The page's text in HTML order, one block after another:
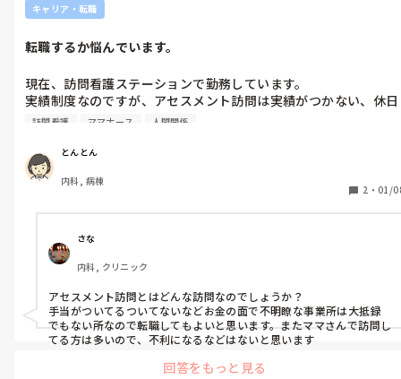
キャリア・転職
転職するか悩んでいます。
現在、訪問看護ステーションで勤務しています。
実績制度なのですが、アセスメント訪問は実績がつかない、休日
手当がつくと説明を受けましたがついているかついていないか不
子どもがいるので転職するか、現在のまま勤務を続けるか悩んで
います。
転職するべきなのかと、子どもがいると転職が不利になるなどあ
アドバイス頂きたいです！
訪問看護 ママナース 人間関係
とんとん
内科, 病棟
2 ・ 01/
さな
内科, クリニック
アセスメント訪問とはどんな訪問なのでしょうか？
手当がついてるついてないなどお金の面で不明瞭な事業所は大抵録
でもない所なので転職してもよいと思います。またママさんで訪問し
てる方は多いので、不利になるなどはないと思います
回答をもっと見る